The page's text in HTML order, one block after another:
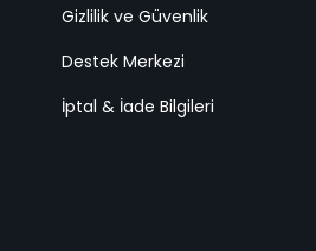
%50
3.658,00 TL
1.829,00 TL
Gizlilik ve Güvenlik
Destek Merkezi
İptal & İade Bilgileri